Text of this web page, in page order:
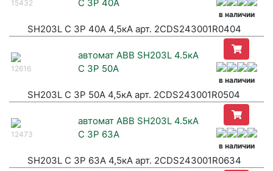
15432
C 3P 40А
в наличии
SH203L C 3P 40А 4,5кА арт. 2CDS243001R0404
12616
автомат ABB SH203L 4.5кА
C 3P 50A
в наличии
SH203L C 3P 50A 4,5кА арт. 2CDS243001R0504
12473
автомат ABB SH203L 4.5кА
C 3P 63A
в наличии
SH203L C 3P 63A 4,5кА арт. 2CDS243001R0634